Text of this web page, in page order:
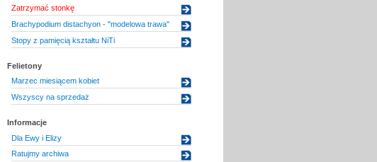
Zatrzymać stonkę
Brachypodium distachyon - "modelowa trawa"
Stopy z pamięcią kształtu NiTi
Felietony
Marzec miesiącem kobiet
Wszyscy na sprzedaż
Informacje
Dla Ewy i Elizy
Ratujmy archiwa